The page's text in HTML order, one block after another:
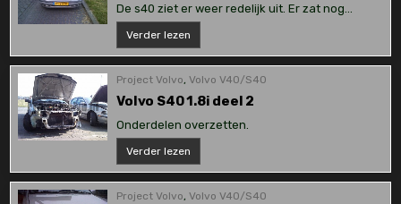
De s40 ziet er weer redelijk uit. Er zat nog…
Verder lezen
S40
1.8i
deel
3
Project Volvo,Volvo V40/S40
Volvo S40 1.8i deel 2
Onderdelen overzetten.
Verder lezen
S40
1.8i
deel
2
Project Volvo,Volvo V40/S40